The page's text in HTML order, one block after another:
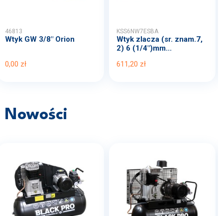
46813
Wtyk GW 3/8" Orion
0,00 zł
KSS6NW7ESBA
Wtyk zlacza (sr. znam.7,
2) 6 (1/4")mm...
611,20 zł
Nowości